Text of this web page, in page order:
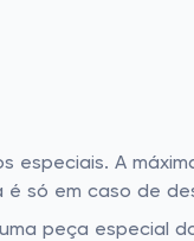
especiais. A
é só em caso de
peça especial